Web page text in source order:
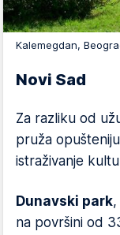
Kalemegdan,
Novi Sad
Za razliku od
pruža
istraživanje
Dunavski park
na površini od